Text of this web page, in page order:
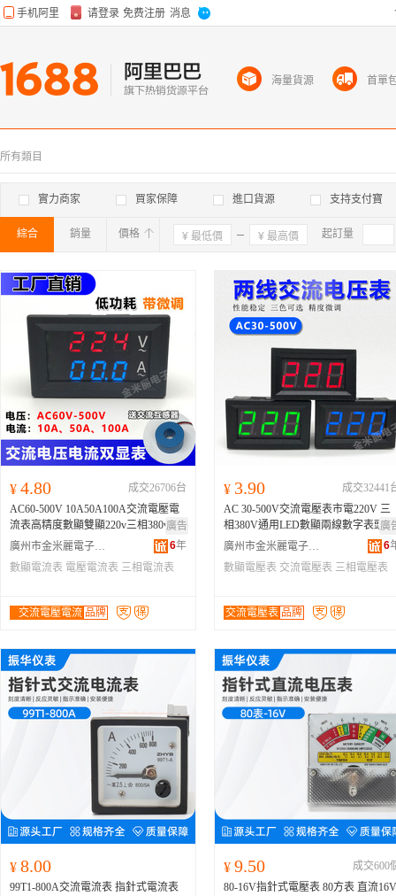
所有類目
實力商家 買家保障 進口貨源 支持支付寶
綜合 銷量 價格 確定 起訂量
¥ 4.80
成交26706台
AC60-500V 10A50A100A交流電壓電
流表高精度數顯雙顯220v三相380v廣告
廣州市金米麗電子有限公司
6年
數顯電流表 電壓電流表 三相電流表
交流電壓電流 品牌
¥ 3.90
成交32441
AC 30-500V交流電壓表市電220V 三
相380V通用LED數顯兩線數字表頭廣
廣州市金米麗電子有限公司
6
數顯電壓表 交流電壓表 三相電壓表
交流電壓表 品牌
¥ 8.00
99T1-800A交流電流表 指針式電流表
¥ 9.50
成交600
80-16V指針式電壓表 80方表 直流16V
海量貨源 首單